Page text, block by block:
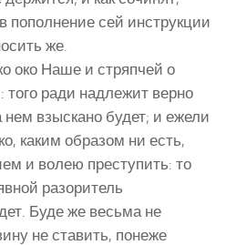
пополнение сей инструкции
же.
око Наше и стряпчей о
того ради надлежит верно
нем взыскано будет; и ежели
каким образом ни есть,
и волею преступить: то
разоритель
Буде же весьма не
не ставить, понеже